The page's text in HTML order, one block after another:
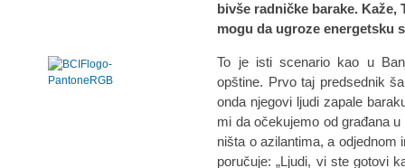
bivše radničke barake. Kaže,
mogu da ugroze energetsku
To je isti scenario kao u
opštine. Prvo taj predsednik
onda njegovi ljudi zapale
mi da očekujemo od građana
ništa o azilantima, a odjednom
poručuje: „Ljudi, vi ste gotovi